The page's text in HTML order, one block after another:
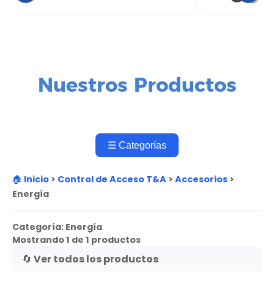
Nuestros Productos
☰ Categorías
🏠 Inicio > Control de Acceso T&A > Accesorios >
Energía
Categoría: Energía
Mostrando 1 de 1 productos
🔄 Ver todos los productos